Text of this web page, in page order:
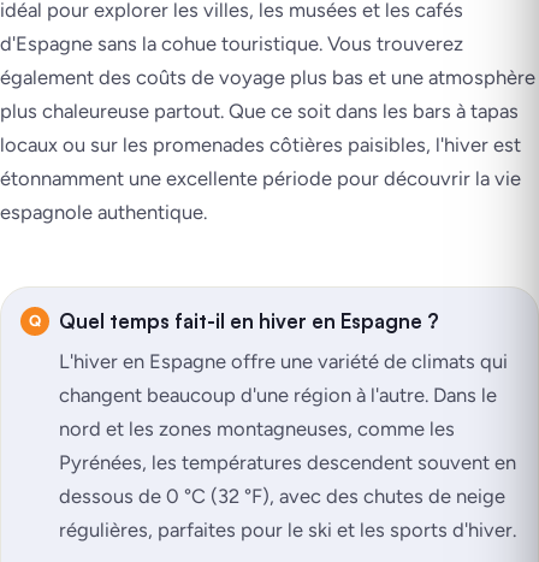
idéal pour explorer les villes, les musées et les cafés
d'Espagne sans la cohue touristique. Vous trouverez
également des coûts de voyage plus bas et une atmosphère
plus chaleureuse partout. Que ce soit dans les bars à tapas
locaux ou sur les promenades côtières paisibles, l'hiver est
étonnamment une excellente période pour découvrir la vie
espagnole authentique.
Quel temps fait-il en hiver en Espagne ?
L'hiver en Espagne offre une variété de climats qui
changent beaucoup d'une région à l'autre. Dans le
nord et les zones montagneuses, comme les
Pyrénées, les températures descendent souvent en
dessous de 0 °C (32 °F), avec des chutes de neige
régulières, parfaites pour le ski et les sports d'hiver.